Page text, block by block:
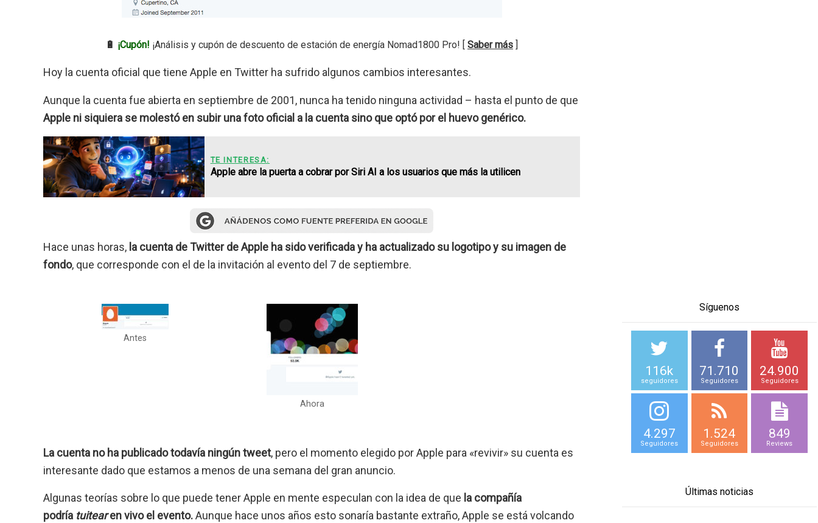
🔋 ¡Cupón! ¡Análisis y cupón de descuento de estación de energía Nomad1800 Pro! [ Saber más ]
Hoy la cuenta oficial que tiene Apple en Twitter ha sufrido algunos cambios interesantes.
Aunque la cuenta fue abierta en septiembre de 2001, nunca ha tenido ninguna actividad – hasta el punto de que
Apple ni siquiera se molestó en subir una foto oficial a la cuenta sino que optó por el huevo genérico.
TE INTERESA:
Apple abre la puerta a cobrar por Siri AI a los usuarios que más la utilicen
Hace unas horas, la cuenta de Twitter de Apple ha sido verificada y ha actualizado su logotipo y su imagen de
fondo, que corresponde con el de la invitación al evento del 7 de septiembre.
Antes
Ahora
La cuenta no ha publicado todavía ningún tweet, pero el momento elegido por Apple para «revivir» su cuenta es
interesante dado que estamos a menos de una semana del gran anuncio.
Algunas teorías sobre lo que puede tener Apple en mente especulan con la idea de que la compañía
podría tuitearen vivo el evento.Aunque hace unos años esto sonaría bastante extraño, Apple se está volcando
Síguenos
116k
seguidores
71.710
Seguidores
24.900
Seguidores
4.297
Seguidores
1.524
Seguidores
849
Reviews
Últimas noticias